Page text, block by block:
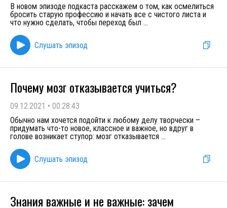
В новом эпизоде подкаста расскажем о том, как осмелиться
бросить старую профессию и начать все с чистого листа и
что нужно сделать, чтобы переход был ...
Слушать эпизод
Почему мозг отказывается учиться?
09.12.2021 • 00:28:43
Обычно нам хочется подойти к любому делу творчески –
придумать что-то новое, классное и важное, но вдруг в
голове возникает ступор: мозг отказывается ...
Слушать эпизод
Знания важные и не важные: зачем